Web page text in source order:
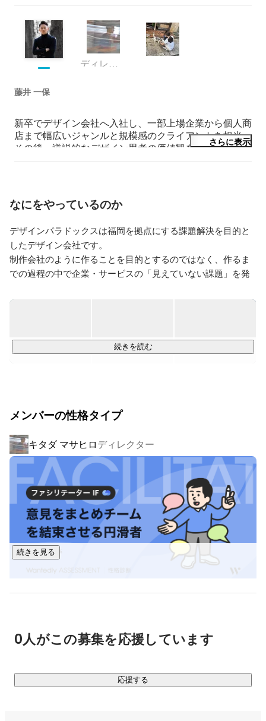
ディレクター
藤井 一保
新卒でデザイン会社へ入社し、一部上場企業から個人商
店まで幅広いジャンルと規模感のクライアントを担当。
その後、逆説的なデザイン思考の価値観をベースに
DESIGN PARADOXを設立。営業からディレクション、
いる。
さらに表示
なにをやっているのか
デザインパラドックスは福岡を拠点にする課題解決を目的と
したデザイン会社です。
制作会社のように作ることを目的とするのではなく、作るま
での過程の中で企業・サービスの「見えていない課題」を発
その課題に沿ってデザインという武器で「理想の姿」になる
続きを読む
メンバーの性格タイプ
キタダ マサヒロ ディレクター
続きを見る
0人がこの募集を応援しています
応援する